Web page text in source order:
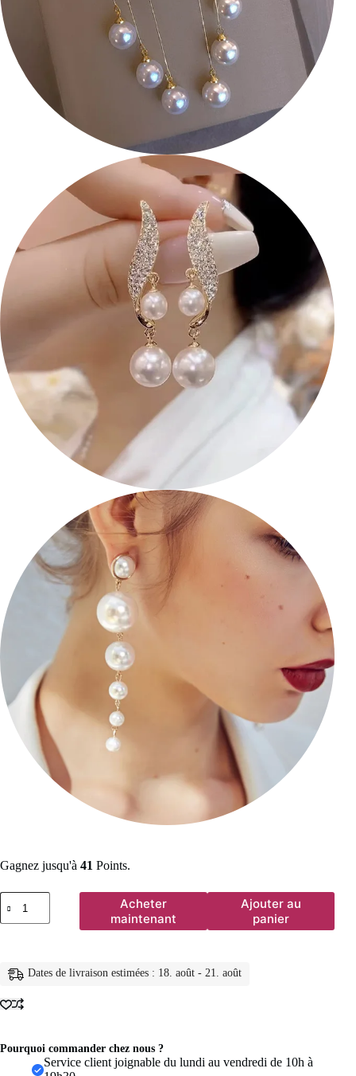
Gagnez jusqu'à 41 Points.
quantité
de
Boucles
élégantes
femmes,
perle,
Acheter
maintenant
Ajouter au
panier
Dates de livraison estimées : 18. août - 21. août
Pourquoi commander chez nous ?
Service client joignable du lundi au vendredi de 10h à